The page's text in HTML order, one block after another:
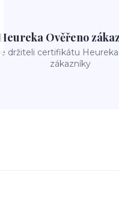
Ověřeno
držiteli certifikátu
zákazníky